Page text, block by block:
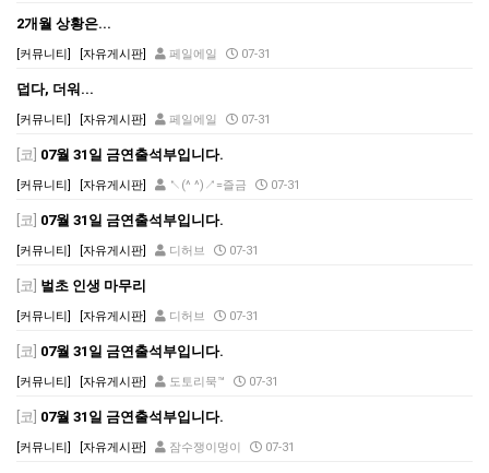
2개월 상황은...
[커뮤니티] [자유게시판] 페일에일 07-31
덥다, 더워...
[커뮤니티] [자유게시판] 페일에일 07-31
[코] 07월 31일 금연출석부입니다.
[커뮤니티] [자유게시판] ↖(^ ^)↗=즐금 07-31
[코] 07월 31일 금연출석부입니다.
[커뮤니티] [자유게시판] 디허브 07-31
[코] 벌초 인생 마무리
[커뮤니티] [자유게시판] 디허브 07-31
[코] 07월 31일 금연출석부입니다.
[커뮤니티] [자유게시판] 도토리묵™ 07-31
[코] 07월 31일 금연출석부입니다.
[커뮤니티] [자유게시판] 잠수쟁이멍이 07-31